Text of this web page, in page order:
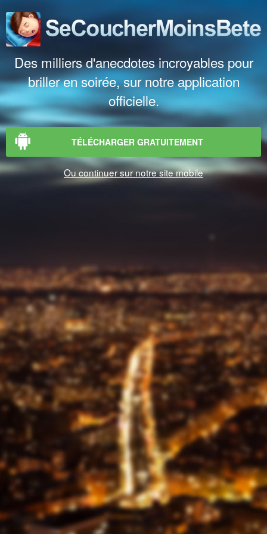
Des milliers d'anecdotes incroyables pour
briller en soirée, sur notre application
officielle.
TÉLÉCHARGER GRATUITEMENT
Ou continuer sur notre site mobile